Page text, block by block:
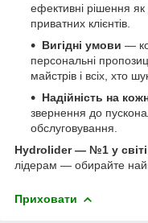
ефективні рішення як
приватних клієнтів.
Вигідні умови —
персональні
майстрів і всіх, хто
Надійність на
звернення до
обслуговування.
Hydrolider — №1 у світі
лідерам — обирайте
Приховати